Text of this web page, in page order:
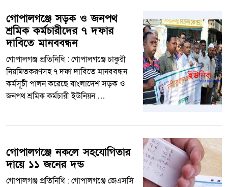
গোপালগঞ্জে সড়ক ও জনপথ
শ্রমিক কর্মচারীদের ৭ দফার
দাবিতে মানববন্ধন
গোপালগঞ্জ প্রতিনিধি : গোপালগঞ্জে চাকুরী
নিয়মিতকরণসহ ৭ দফা দাবিতে মানববন্ধন
কর্মসূচী পালন করেছে বাংলাদেশ সড়ক ও
জনপথ শ্রমিক কর্মচারী ইউনিয়ন …
গোপালগঞ্জে নকলে সহযোগিতার
দায়ে ১১ জনের দন্ড
গোপালগঞ্জ প্রতিনিধি : গোপালগঞ্জে জেএসসি